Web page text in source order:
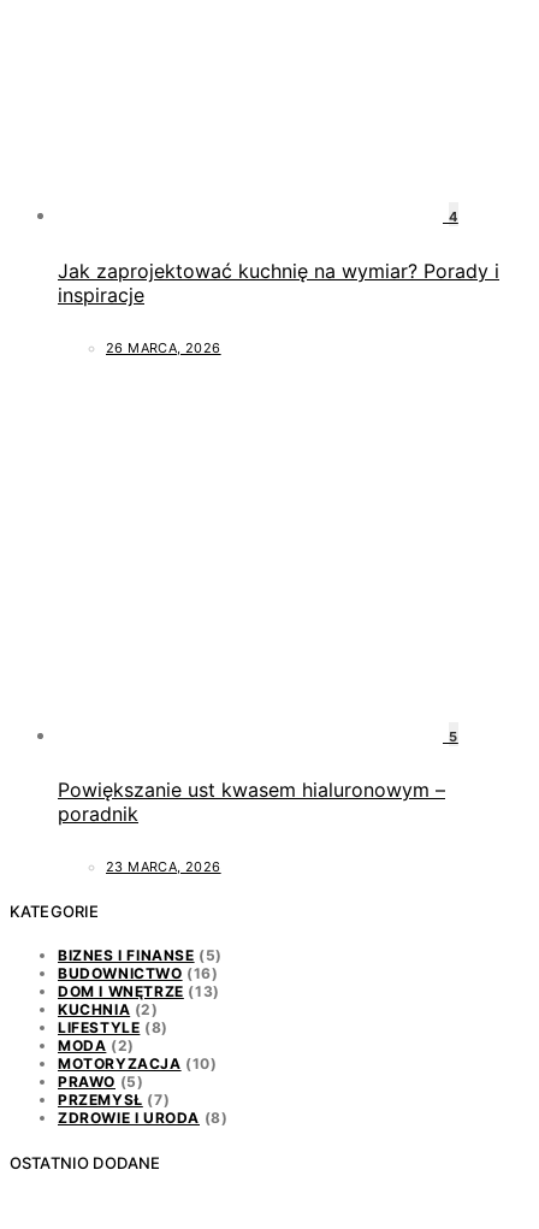
4
Jak zaprojektować kuchnię na wymiar? Porady i
inspiracje
26 MARCA, 2026
5
Powiększanie ust kwasem hialuronowym –
poradnik
23 MARCA, 2026
KATEGORIE
BIZNES I FINANSE (5)
BUDOWNICTWO (16)
DOM I WNĘTRZE (13)
KUCHNIA (2)
LIFESTYLE (8)
MODA (2)
MOTORYZACJA (10)
PRAWO (5)
PRZEMYSŁ (7)
ZDROWIE I URODA (8)
OSTATNIO DODANE